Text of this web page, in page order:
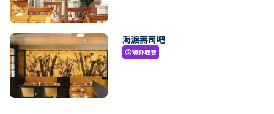
海渡壽司吧
paid額外收費